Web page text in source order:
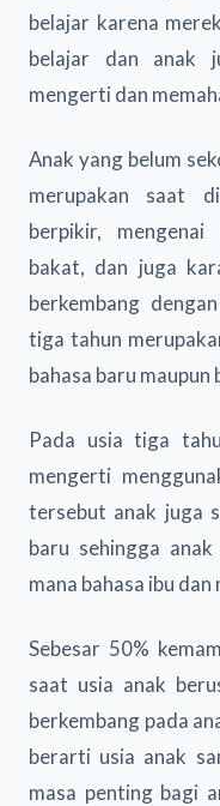
belajar karena
belajar dan anak
mengerti dan
Anak yang belum
merupakan saat
berpikir, mengenai
bakat, dan juga
berkembang
tiga tahun
bahasa baru maupun
Pada usia tiga
mengerti
tersebut anak juga
baru sehingga
mana bahasa ibu dan
Sebesar 50%
saat usia anak
berkembang pada
berarti usia anak
masa penting bagi